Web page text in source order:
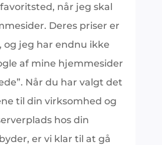
når jeg skal
Deres priser er
jeg har endnu ikke
af mine hjemmesider
Når du har valgt det
til din virksomhed og
hos din
er vi klar til at gå